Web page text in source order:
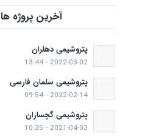
آخرین پروژه ها
پتروشیمی دهلران
2022-03-02 - 13:44
پتروشیمی سلمان فارسی
2022-02-14 - 09:54
پتروشیمی گچساران
2021-04-03 - 10:25